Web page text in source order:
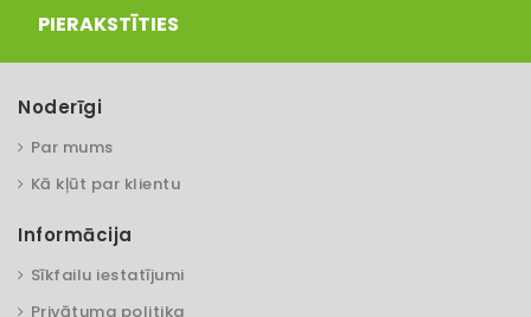
PIERAKSTĪTIES
Noderīgi
Par mums
Kā kļūt par klientu
Informācija
Sīkfailu iestatījumi
Privātuma politika